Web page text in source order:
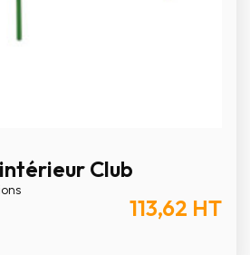
Club
113,62 HT